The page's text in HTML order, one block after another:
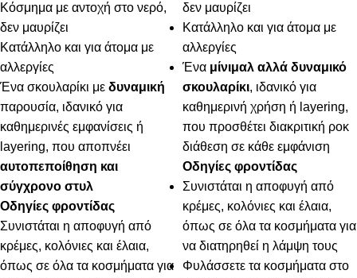
Κόσμημα με αντοχή στο νερό,
δεν μαυρίζει
Κατάλληλο και για άτομα με
αλλεργίες
Ένα σκουλαρίκι με δυναμική
παρουσία, ιδανικό για
καθημερινές εμφανίσεις ή
layering, που αποπνέει
αυτοπεποίθηση και
σύγχρονο στυλ
Οδηγίες φροντίδας
Συνιστάται η αποφυγή από
κρέμες, κολόνιες και έλαια,
όπως σε όλα τα κοσμήματα για
δεν μαυρίζει
Κατάλληλο και για άτομα με
αλλεργίες
Ένα μίνιμαλ αλλά δυναμικό
σκουλαρίκι, ιδανικό για
καθημερινή χρήση ή layering,
που προσθέτει διακριτική ροκ
διάθεση σε κάθε εμφάνιση
Οδηγίες φροντίδας
Συνιστάται η αποφυγή από
κρέμες, κολόνιες και έλαια,
όπως σε όλα τα κοσμήματα για
να διατηρηθεί η λάμψη τους
Φυλάσσετε τα κοσμήματα στο